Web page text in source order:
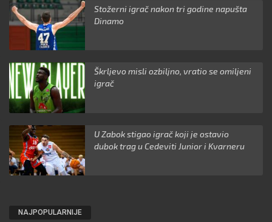
Stožerni igrač nakon tri godine napušta
Dinamo
Škrljevo misli ozbiljno, vratio se omiljeni
igrač
U Zabok stigao igrač koji je ostavio
dubok trag u Cedeviti Junior i Kvarneru
NAJPOPULARNIJE